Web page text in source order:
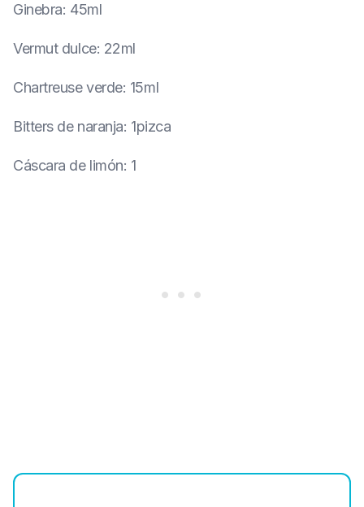
Ginebra: 45ml
Vermut dulce: 22ml
Chartreuse verde: 15ml
Bitters de naranja: 1pizca
Cáscara de limón: 1